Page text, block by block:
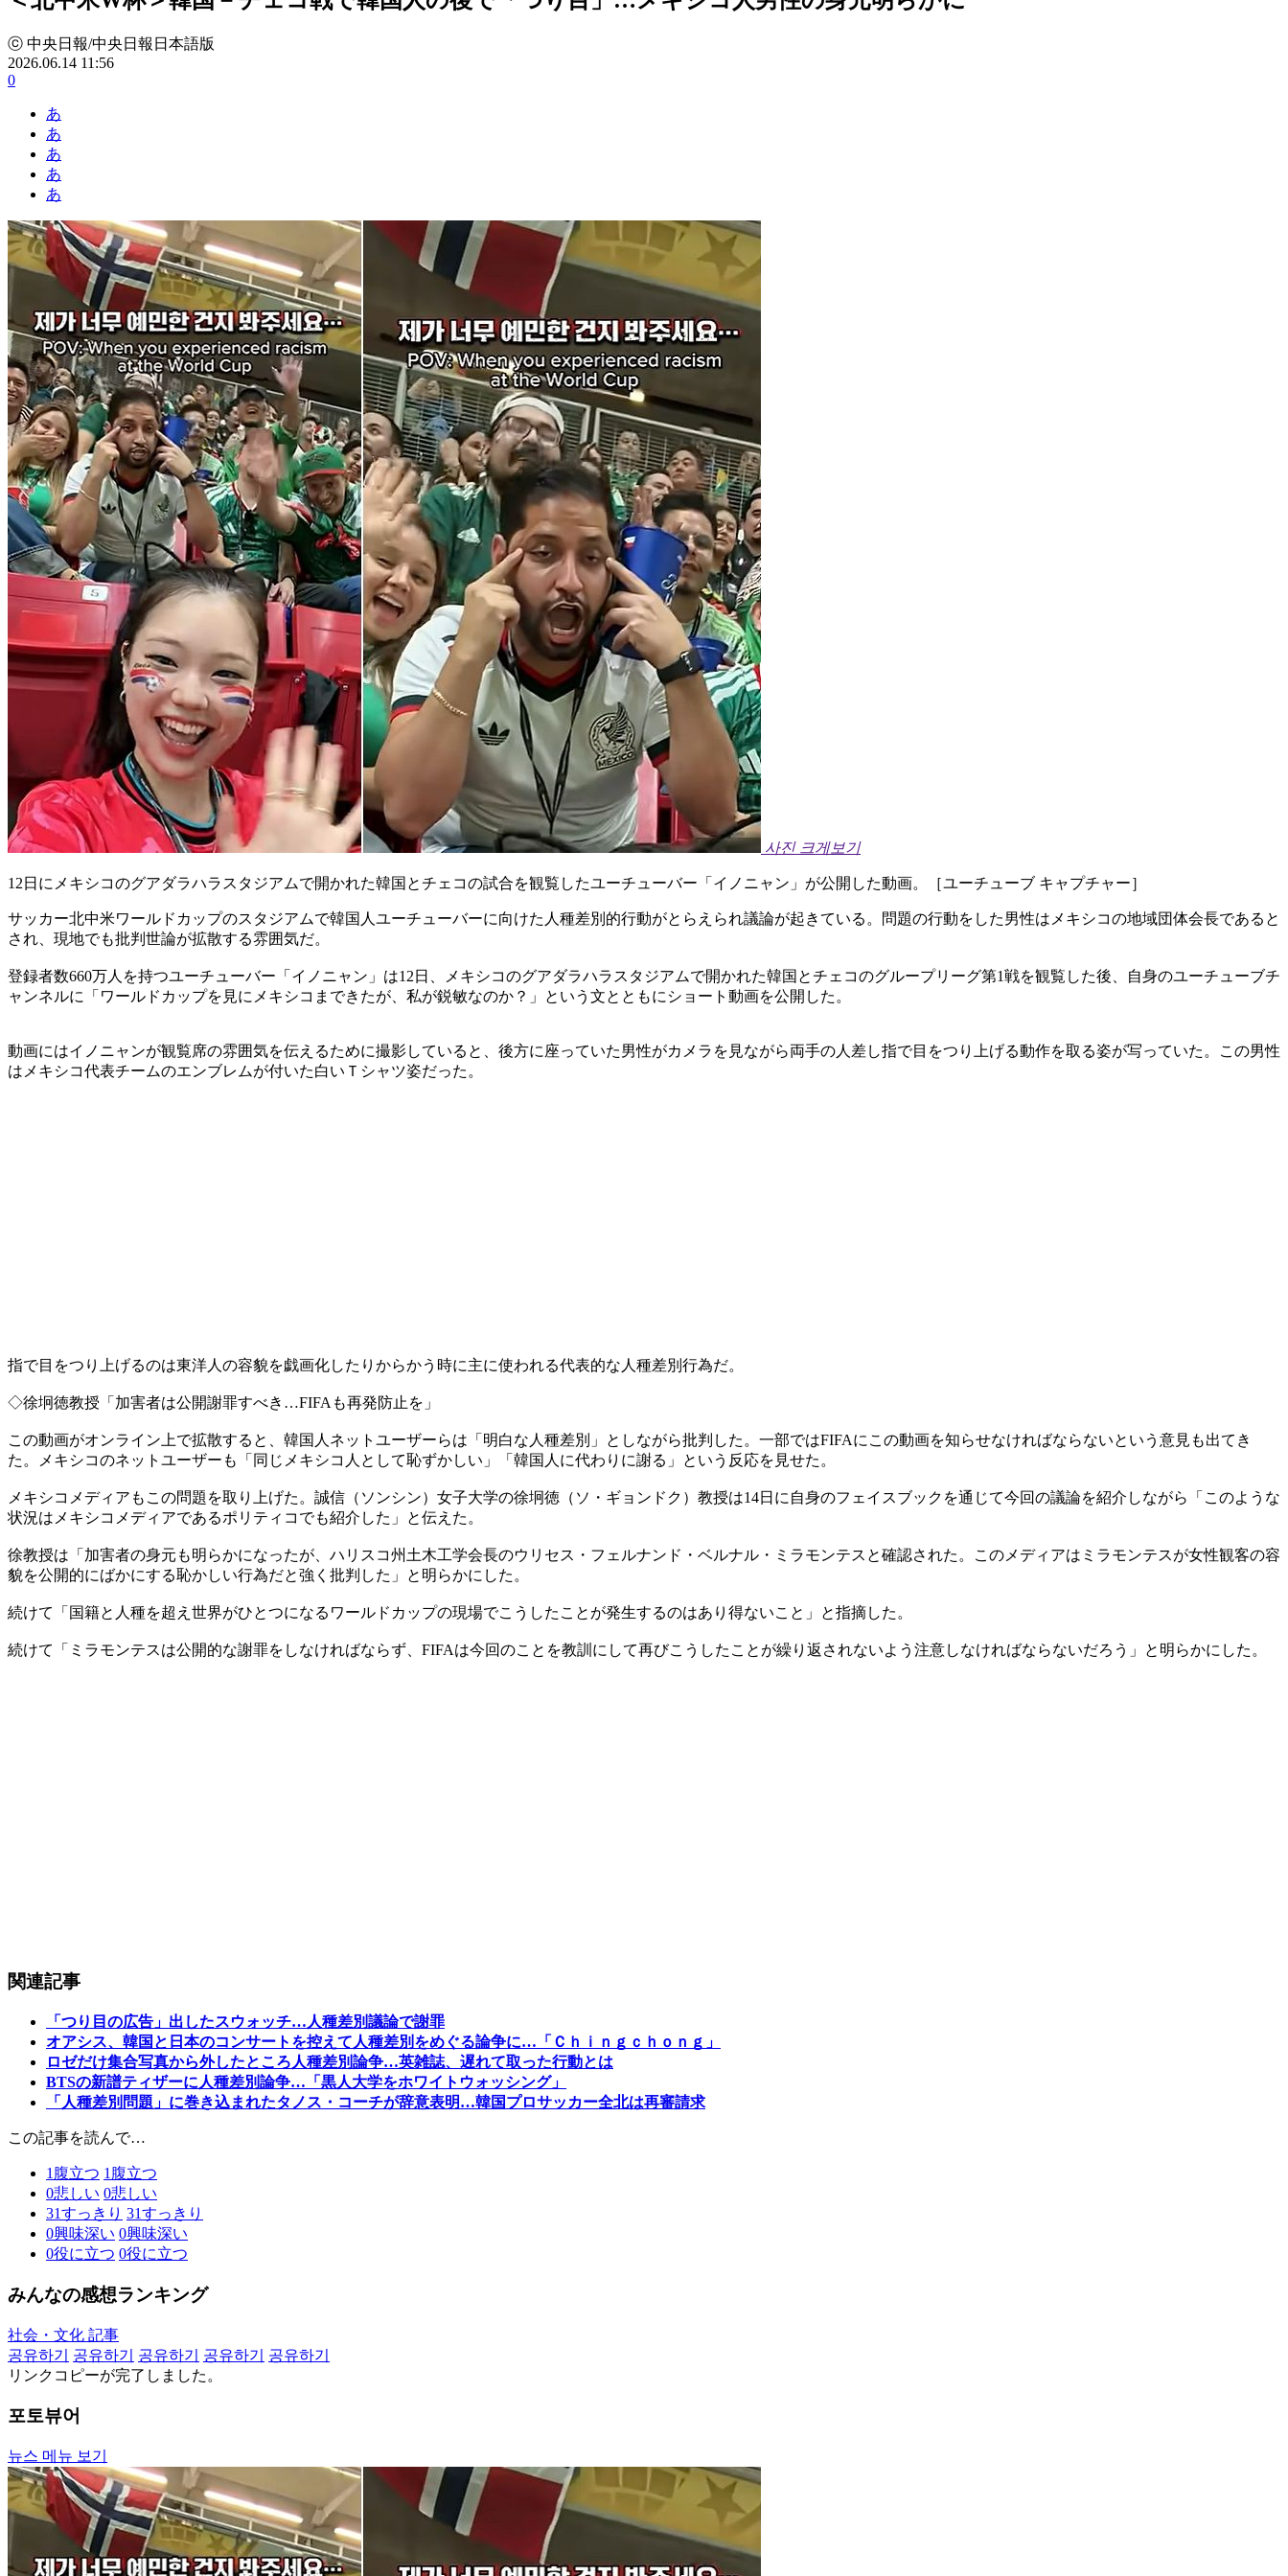
ⓒ 中央日報/中央日報日本語版
2026.06.14 11:56
0
あ
あ
あ
あ
あ
사진 크게보기
12日にメキシコのグアダラハラスタジアムで開かれた韓国とチェコの試合を観覧したユーチューバー「イノニャン」が公開した動画。［ユーチューブ キャプチャー］
サッカー北中米ワールドカップのスタジアムで韓国人ユーチューバーに向けた人種差別的行動がとらえられ議論が起きている。問題の行動をした男性はメキシコの地域団体会長であると
され、現地でも批判世論が拡散する雰囲気だ。
登録者数660万人を持つユーチューバー「イノニャン」は12日、メキシコのグアダラハラスタジアムで開かれた韓国とチェコのグループリーグ第1戦を観覧した後、自身のユーチューブチ
ャンネルに「ワールドカップを見にメキシコまできたが、私が鋭敏なのか？」という文とともにショート動画を公開した。
動画にはイノニャンが観覧席の雰囲気を伝えるために撮影していると、後方に座っていた男性がカメラを見ながら両手の人差し指で目をつり上げる動作を取る姿が写っていた。この男性
はメキシコ代表チームのエンブレムが付いた白いＴシャツ姿だった。
指で目をつり上げるのは東洋人の容貌を戯画化したりからかう時に主に使われる代表的な人種差別行為だ。
◇徐坰徳教授「加害者は公開謝罪すべき…FIFAも再発防止を」
この動画がオンライン上で拡散すると、韓国人ネットユーザーらは「明白な人種差別」としながら批判した。一部ではFIFAにこの動画を知らせなければならないという意見も出てき
た。メキシコのネットユーザーも「同じメキシコ人として恥ずかしい」「韓国人に代わりに謝る」という反応を見せた。
メキシコメディアもこの問題を取り上げた。誠信（ソンシン）女子大学の徐坰徳（ソ・ギョンドク）教授は14日に自身のフェイスブックを通じて今回の議論を紹介しながら「このような
状況はメキシコメディアであるポリティコでも紹介した」と伝えた。
徐教授は「加害者の身元も明らかになったが、ハリスコ州土木工学会長のウリセス・フェルナンド・ベルナル・ミラモンテスと確認された。このメディアはミラモンテスが女性観客の容
貌を公開的にばかにする恥かしい行為だと強く批判した」と明らかにした。
続けて「国籍と人種を超え世界がひとつになるワールドカップの現場でこうしたことが発生するのはあり得ないこと」と指摘した。
続けて「ミラモンテスは公開的な謝罪をしなければならず、FIFAは今回のことを教訓にして再びこうしたことが繰り返されないよう注意しなければならないだろう」と明らかにした。
関連記事
「つり目の広告」出したスウォッチ…人種差別議論で謝罪
オアシス、韓国と日本のコンサートを控えて人種差別をめぐる論争に…「Ｃｈｉｎｇｃｈｏｎｇ」
ロゼだけ集合写真から外したところ人種差別論争…英雑誌、遅れて取った行動とは
BTSの新譜ティザーに人種差別論争…「黒人大学をホワイトウォッシング」
「人種差別問題」に巻き込まれたタノス・コーチが辞意表明…韓国プロサッカー全北は再審請求
この記事を読んで…
1 腹立つ 1 腹立つ
0悲しい 0悲しい
31すっきり 31すっきり
0興味深い 0興味深い
0役に立つ 0役に立つ
みんなの感想ランキング
社会・文化 記事
공유하기
공유하기 공유하기 공유하기
공유하기
リンクコピーが完了しました。
포토뷰어
뉴스 메뉴 보기